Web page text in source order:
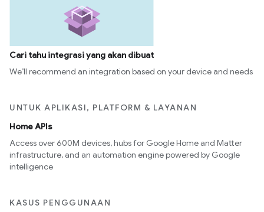
Cari tahu integrasi yang akan dibuat
We’ll recommend an integration based on your device and needs
UNTUK APLIKASI, PLATFORM & LAYANAN
Home APIs
Access over 600M devices, hubs for Google Home and Matter
infrastructure, and an automation engine powered by Google
intelligence
KASUS PENGGUNAAN